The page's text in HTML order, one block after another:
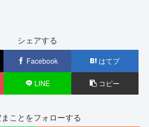
シェアする
Facebook はてブ
LINE コピー
ことをフォローする